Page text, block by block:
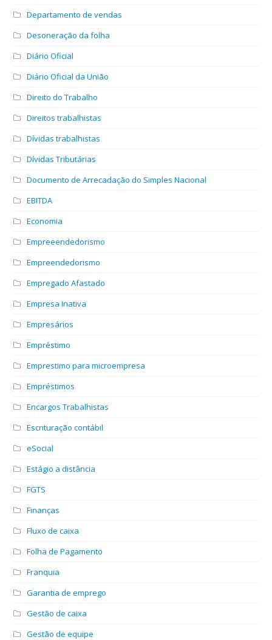
Departamento de vendas
Desoneração da folha
Diário Oficial
Diário Oficial da União
Direito do Trabalho
Direitos trabalhistas
Dívidas trabalhistas
Dívidas Tributárias
Documento de Arrecadação do Simples Nacional
EBITDA
Economia
Empreeendedorismo
Empreendedorismo
Empregado Afastado
Empresa Inativa
Empresários
Empréstimo
Emprestimo para microempresa
Empréstimos
Encargos Trabalhistas
Escrituração contábil
eSocial
Estágio a distância
FGTS
Finanças
Fluxo de caixa
Folha de Pagamento
Franquia
Garantia de emprego
Gestão de caixa
Gestão de equipe